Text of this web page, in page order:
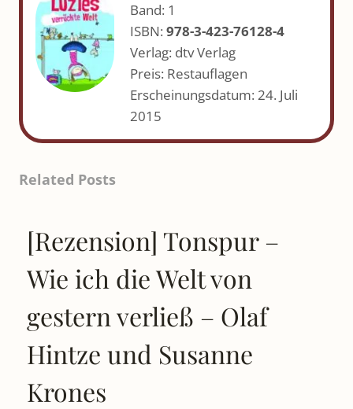
Band: 1
ISBN: 978-3-423-76128-4
Verlag: dtv Verlag
Preis: Restauflagen
Erscheinungsdatum: 24. Juli
2015
Related Posts
[Rezension] Tonspur –
Wie ich die Welt von
gestern verließ – Olaf
Hintze und Susanne
Krones